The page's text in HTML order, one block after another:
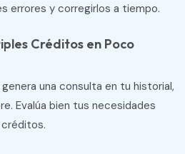
errores y corregirlos a tiempo.
Créditos en Poco
una consulta en tu historial,
Evalúa bien tus necesidades